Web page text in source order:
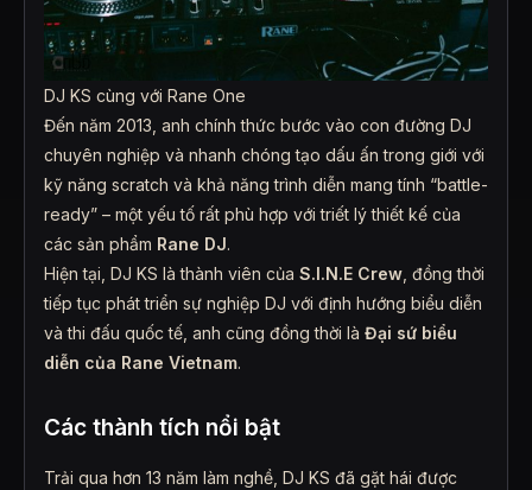
DJ KS cùng với Rane One
Đến năm 2013, anh chính thức bước vào con đường DJ
chuyên nghiệp và nhanh chóng tạo dấu ấn trong giới với
kỹ năng scratch và khả năng trình diễn mang tính “battle-
ready” – một yếu tố rất phù hợp với triết lý thiết kế của
các sản phẩm Rane DJ.
Hiện tại, DJ KS là thành viên của S.I.N.E Crew, đồng thời
tiếp tục phát triển sự nghiệp DJ với định hướng biểu diễn
và thi đấu quốc tế, anh cũng đồng thời là Đại sứ biểu
diễn của Rane Vietnam.
Các thành tích nổi bật
Trải qua hơn 13 năm làm nghề, DJ KS đã gặt hái được